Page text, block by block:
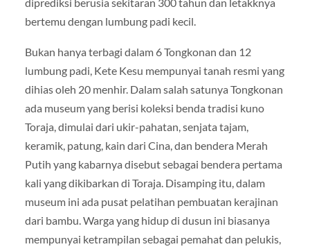
diprediksi berusia sekitaran 300 tahun dan letakknya
bertemu dengan lumbung padi kecil.
Bukan hanya terbagi dalam 6 Tongkonan dan 12
lumbung padi, Kete Kesu mempunyai tanah resmi yang
dihias oleh 20 menhir. Dalam salah satunya Tongkonan
ada museum yang berisi koleksi benda tradisi kuno
Toraja, dimulai dari ukir-pahatan, senjata tajam,
keramik, patung, kain dari Cina, dan bendera Merah
Putih yang kabarnya disebut sebagai bendera pertama
kali yang dikibarkan di Toraja. Disamping itu, dalam
museum ini ada pusat pelatihan pembuatan kerajinan
dari bambu. Warga yang hidup di dusun ini biasanya
mempunyai ketrampilan sebagai pemahat dan pelukis,